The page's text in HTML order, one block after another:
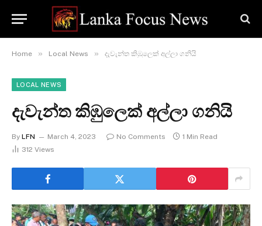
Home » Local News » දැවැන්ත කිඹුලෙක් අල්ලා ගනියි
LOCAL NEWS
දැවැන්ත කිඹුලෙක් අල්ලා ගනියි
By LFN March 4, 2023 No Comments
1 Min Read
312 Views